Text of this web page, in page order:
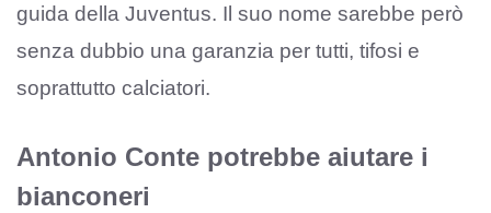
guida della Juventus. Il suo nome sarebbe però
senza dubbio una garanzia per tutti, tifosi e
soprattutto calciatori.
Antonio Conte potrebbe aiutare i
bianconeri